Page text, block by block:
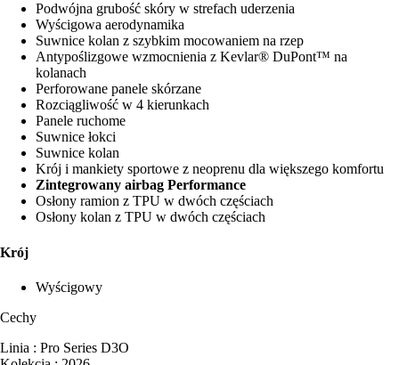
Podwójna grubość skóry w strefach uderzenia
Wyścigowa aerodynamika
Suwnice kolan z szybkim mocowaniem na rzep
Antypoślizgowe wzmocnienia z Kevlar® DuPont™ na
kolanach
Perforowane panele skórzane
Rozciągliwość w 4 kierunkach
Panele ruchome
Suwnice łokci
Suwnice kolan
Krój i mankiety sportowe z neoprenu dla większego komfortu
Zintegrowany airbag Performance
Osłony ramion z TPU w dwóch częściach
Osłony kolan z TPU w dwóch częściach
Krój
Wyścigowy
Cechy
Linia : Pro Series D3O